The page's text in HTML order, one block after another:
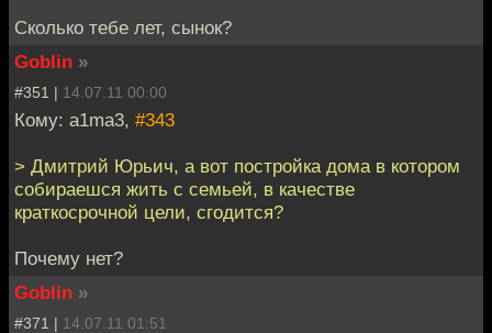
Сколько тебе лет, сынок?
Goblin »
#351 | 14.07.11 00:00
Кому: a1ma3, #343
> Дмитрий Юрьич, а вот постройка дома в котором
собираешся жить с семьей, в качестве
краткосрочной цели, сгодится?
Почему нет?
Goblin »
#371 | 14.07.11 01:51